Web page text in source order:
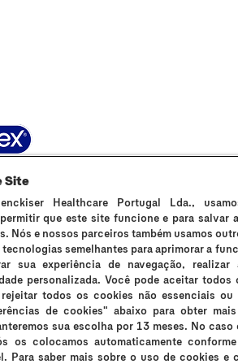
Durex são dispositivos médicos de uso único
2in1 são dispositivos médicos que suavizam
Durex podem reduzir a mobilidade do esperma; se
Durex Placer Prolongado e Durex Mutual Clímax
ou transmissão de IST. Evite o contacto com os
Se sentir irritação ou desconforto interrompa o
ou se estiver grávida ou a amamentar, consulte o
Site
Healthcare Portugal Lda.,
que este site funcione e para salvar
Nós e nossos parceiros também usamos
tecnologias semelhantes para aprimorar a
sua experiência de navegação, realizar
personalizada. Você pode aceitar todos
todos os cookies não essenciais ou
de cookies" abaixo para obter
sua escolha por 13 meses. No caso
os colocamos automaticamente
Para saber mais sobre o uso de cookies e